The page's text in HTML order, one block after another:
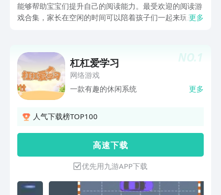
能够帮助宝宝们提升自己的阅读能力。最受欢迎的阅读游
戏合集，家长在空闲的时间可以陪着孩子们一起来玩这些
己想要学习的积极性。有研究表明，如果是能够每日都阅
读的话，就可以增加孩子对于读的兴趣，而且能够增加孩
子的见识。
更多
NO.1
杠杠爱学习
网络游戏
一款有趣的休闲系统
更多
人气下载榜TOP100
高 速 下 载
优先用九游APP下载